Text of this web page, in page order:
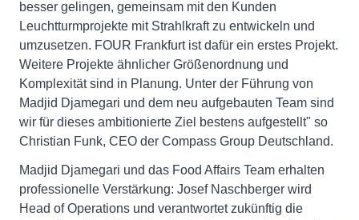
besser gelingen, gemeinsam mit den Kunden
Leuchtturmprojekte mit Strahlkraft zu entwickeln und
umzusetzen. FOUR Frankfurt ist dafür ein erstes Projekt.
Weitere Projekte ähnlicher Größenordnung und
Komplexität sind in Planung. Unter der Führung von
Madjid Djamegari und dem neu aufgebauten Team sind
wir für dieses ambitionierte Ziel bestens aufgestellt" so
Christian Funk, CEO der Compass Group Deutschland.
Madjid Djamegari und das Food Affairs Team erhalten
professionelle Verstärkung: Josef Naschberger wird
Head of Operations und verantwortet zukünftig die